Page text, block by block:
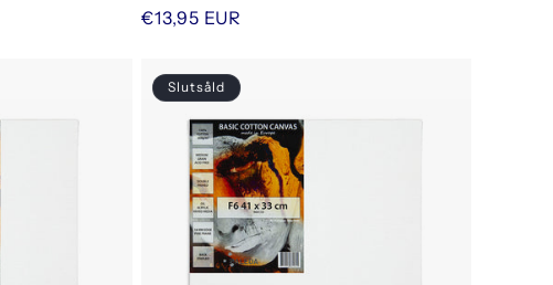
Ordinarie
€13,95 EUR
Slutsåld